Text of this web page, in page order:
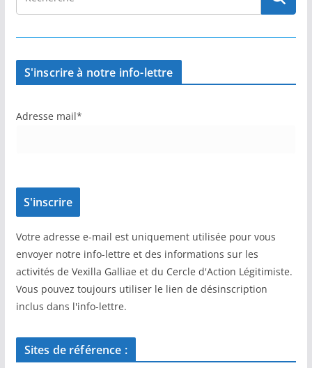
S'inscrire à notre info-lettre
Adresse mail*
Votre adresse e-mail est uniquement utilisée pour vous
envoyer notre info-lettre et des informations sur les
activités de Vexilla Galliae et du Cercle d'Action Légitimiste.
Vous pouvez toujours utiliser le lien de désinscription
inclus dans l'info-lettre.
Sites de référence :